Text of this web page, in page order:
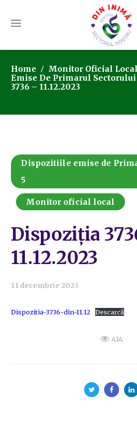
Home Monitor Oficial Local
Emise De Primarul Sectorului
3736 – 11.12.2023
Dispozitiile emise de
5
Monitor oficial local
Dispoziția
11.12.2023
11 decembrie 2023
Dispozitia-3736-din-11.12 Descarcă
414